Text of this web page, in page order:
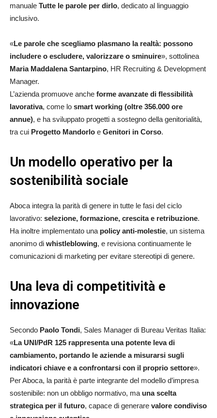
manuale Tutte le parole per dirlo, dedicato al linguaggio
inclusivo.
«Le parole che scegliamo plasmano la realtà: possono
includere o escludere, valorizzare o sminuire», sottolinea
Maria Maddalena Santarpino, HR Recruiting & Development
Manager.
L’azienda promuove anche forme avanzate di flessibilità
lavorativa, come lo smart working (oltre 356.000 ore
annue), e ha sviluppato progetti a sostegno della genitorialità,
tra cui Progetto Mandorlo e Genitori in Corso.
Un modello operativo per la
sostenibilità sociale
Aboca integra la parità di genere in tutte le fasi del ciclo
lavorativo: selezione, formazione, crescita e retribuzione.
Ha inoltre implementato una policy anti-molestie, un sistema
anonimo di whistleblowing, e revisiona continuamente le
comunicazioni di marketing per evitare stereotipi di genere.
Una leva di competitività e
innovazione
Secondo Paolo Tondi, Sales Manager di Bureau Veritas Italia:
«La UNI/PdR 125 rappresenta una potente leva di
cambiamento, portando le aziende a misurarsi sugli
indicatori chiave e a confrontarsi con il proprio settore».
Per Aboca, la parità è parte integrante del modello d’impresa
sostenibile: non un obbligo normativo, ma una scelta
strategica per il futuro, capace di generare valore condiviso